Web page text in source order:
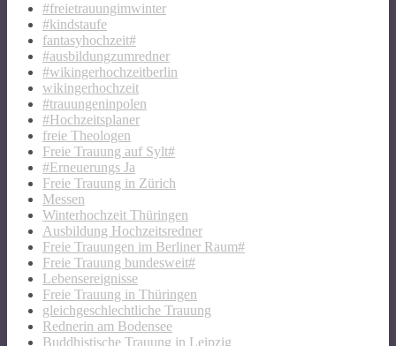
#freietrauungimwinter
#kindstaufe
fantasyhochzeit#
#ausbildungzumredner
#wikingerhochzeitberlin
wikingerhochzeit
#trauungeninpolen
#Hochzeitsplaner
freie Theologen
Freie Trauung auf Sylt#
#Erneuerungs Ja
Freie Trauung in Zürich
Messen
Winterhochzeit Thüringen
Ausbildung Hochzeitsredner
Freie Trauungen im Berliner Raum#
Freie Trauung bundesweit#
Lebensereignisse
Freie Trauung in Thüringen
gleichgeschlechtliche Trauung
Rednerin am Bodensee
Buddhistische Trauung in Leipzig